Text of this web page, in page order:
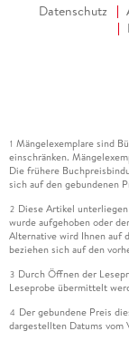
Datenschutz
1 Mängelexemplare sind
einschränken.
Die frühere
sich auf den gebundenen
2 Diese Artikel
wurde aufgehoben oder
Alternative wird Ihnen auf
beziehen sich auf den
3 Durch Öffnen der
Leseprobe übermittelt
4 Der gebundene Preis
dargestellten Datums vom